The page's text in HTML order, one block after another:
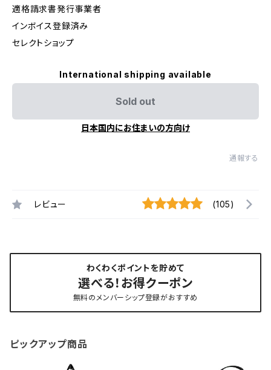
適格請求書発行事業者
インボイス登録済み
セレクトショップ
International shipping available
Sold out
日本国内にお住まいの方向け
通報する
レビュー (105)
わくわくポイントを貯めて
選べる！お得クーポン
無料のメンバーシップ登録がおすすめ
ピックアップ商品